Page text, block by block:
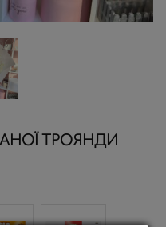
ТРОЯНДИ